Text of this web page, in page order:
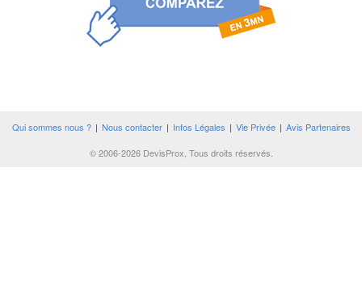
Qui sommes nous ? | Nous contacter | Infos Légales | Vie Privée | Avis Partenaires
© 2006-2026 DevisProx, Tous droits réservés.